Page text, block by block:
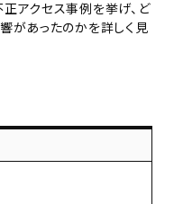
アクセス事例を挙げ、ど
があったのかを詳しく見